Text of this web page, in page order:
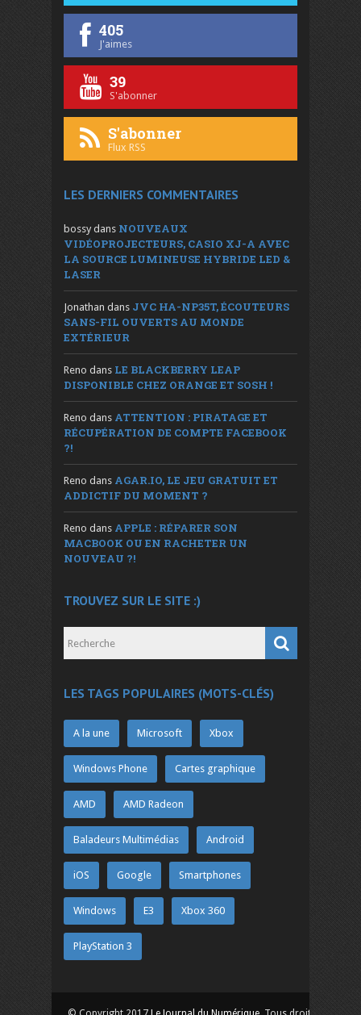
405
J'aimes
39
S'abonner
S'abonner
Flux RSS
LES DERNIERS COMMENTAIRES
bossy dans NOUVEAUX
VIDÉOPROJECTEURS, CASIO XJ-A AVEC
LA SOURCE LUMINEUSE HYBRIDE LED &
LASER
Jonathan dans JVC HA-NP35T, ÉCOUTEURS
SANS-FIL OUVERTS AU MONDE
EXTÉRIEUR
Reno dans LE BLACKBERRY LEAP
DISPONIBLE CHEZ ORANGE ET SOSH !
Reno dans ATTENTION : PIRATAGE ET
RÉCUPÉRATION DE COMPTE FACEBOOK
?!
Reno dans AGAR.IO, LE JEU GRATUIT ET
ADDICTIF DU MOMENT ?
Reno dans APPLE : RÉPARER SON
MACBOOK OU EN RACHETER UN
NOUVEAU ?!
TROUVEZ SUR LE SITE :)
LES TAGS POPULAIRES (MOTS-CLÉS)
A la une Microsoft Xbox
Windows Phone Cartes graphique
AMD AMD Radeon
Baladeurs Multimédias Android
iOS Google Smartphones
Windows E3 Xbox 360
PlayStation 3